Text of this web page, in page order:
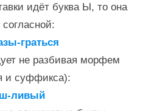
идёт буква Ы, то она
граться
не разбивая морфем
и суффикса):
ливый